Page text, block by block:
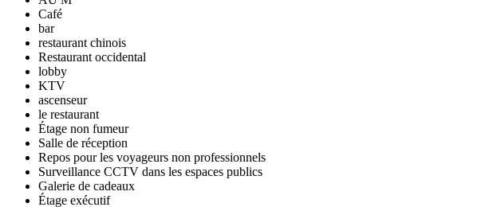
Café
bar
restaurant chinois
Restaurant occidental
lobby
KTV
ascenseur
le restaurant
Étage non fumeur
Salle de réception
Repos pour les voyageurs non professionnels
Surveillance CCTV dans les espaces publics
Galerie de cadeaux
Étage exécutif